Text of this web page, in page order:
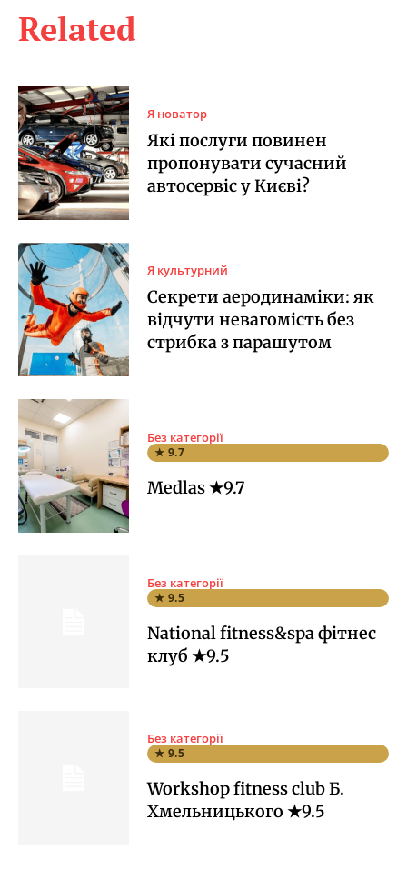
Related
Я новатор
Які послуги повинен
пропонувати сучасний
автосервіс у Києві?
Я культурний
Секрети аеродинаміки: як
відчути невагомість без
стрибка з парашутом
Без категорії
★ 9.7
Medlas ★9.7
Без категорії
★ 9.5
National fitness&spa фітнес
клуб ★9.5
Без категорії
★ 9.5
Workshop fitness club Б.
Хмельницького ★9.5